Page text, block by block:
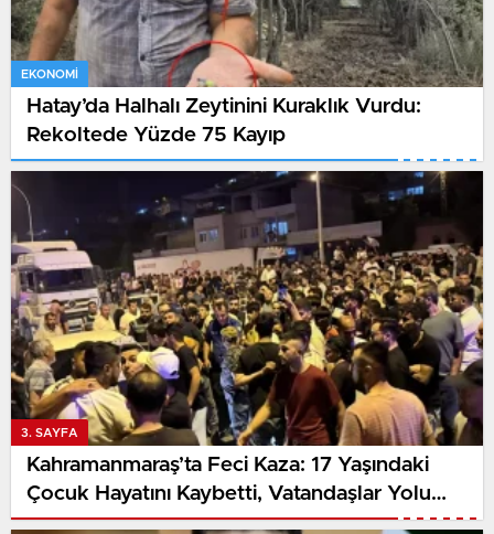
EKONOMI
Hatay’da Halhalı Zeytinini Kuraklık Vurdu:
Rekoltede Yüzde 75 Kayıp
3. SAYFA
Kahramanmaraş’ta Feci Kaza: 17 Yaşındaki
Çocuk Hayatını Kaybetti, Vatandaşlar Yolu
Kapattı